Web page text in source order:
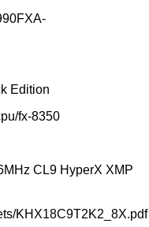
Edition
fx-8350
CL9 HyperX XMP
KHX18C9T2K2_8X.pdf